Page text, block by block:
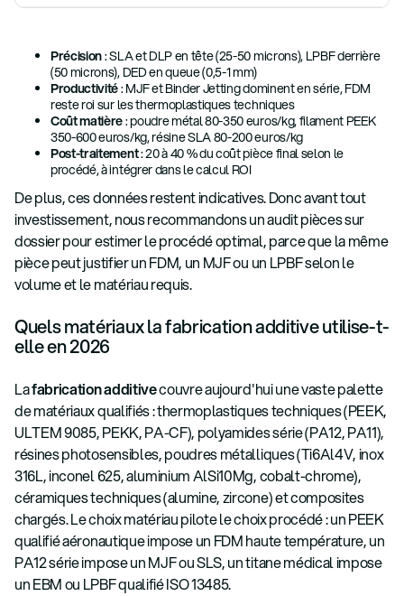
Précision: SLA et DLP en tête (25-50 microns), LPBF derrière
(50 microns), DED en queue (0,5-1 mm)
Productivité: MJF et Binder Jetting dominent en série, FDM
reste roi sur les thermoplastiques techniques
Coût matière: poudre métal 80-350 euros/kg, filament PEEK
350-600 euros/kg, résine SLA 80-200 euros/kg
Post-traitement: 20 à 40 % du coût pièce final selon le
procédé, à intégrer dans le calcul ROI
De plus, ces données restent indicatives. Donc avant tout
investissement, nous recommandons un audit pièces sur
dossier pour estimer le procédé optimal, parce que la même
pièce peut justifier un FDM, un MJF ou un LPBF selon le
volume et le matériau requis.
Quels matériaux la fabrication additive utilise-t-
elle en 2026
Lafabrication additivecouvre aujourd'hui une vaste palette
de matériaux qualifiés : thermoplastiques techniques (PEEK,
ULTEM 9085, PEKK, PA-CF), polyamides série (PA12, PA11),
résines photosensibles, poudres métalliques (Ti6Al4V, inox
316L, inconel 625, aluminium AlSi10Mg, cobalt-chrome),
céramiques techniques (alumine, zircone) et composites
chargés. Le choix matériau pilote le choix procédé : un PEEK
qualifié aéronautique impose un FDM haute température, un
PA12 série impose un MJF ou SLS, un titane médical impose
un EBM ou LPBF qualifié ISO 13485.